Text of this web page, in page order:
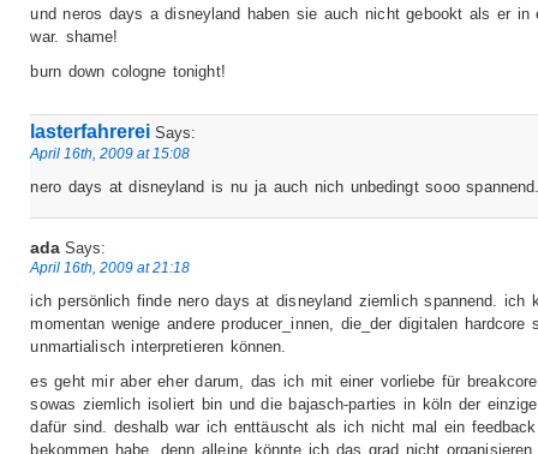
und neros days a disneyland haben sie auch nicht gebookt als er in
war. shame!
burn down cologne tonight!
lasterfahrerei Says:
April 16th, 2009 at 15:08
nero days at disneyland is nu ja auch nich unbedingt sooo
ada Says:
April 16th, 2009 at 21:18
ich persönlich finde nero days at disneyland ziemlich spannend. ich
momentan wenige andere producer_innen, die_der digitalen hardcore
unmartialisch interpretieren können.
es geht mir aber eher darum, das ich mit einer vorliebe für
sowas ziemlich isoliert bin und die bajasch-parties in köln der
dafür sind. deshalb war ich enttäuscht als ich nicht mal ein feedback
bekommen habe, denn alleine könnte ich das grad nicht organisieren.